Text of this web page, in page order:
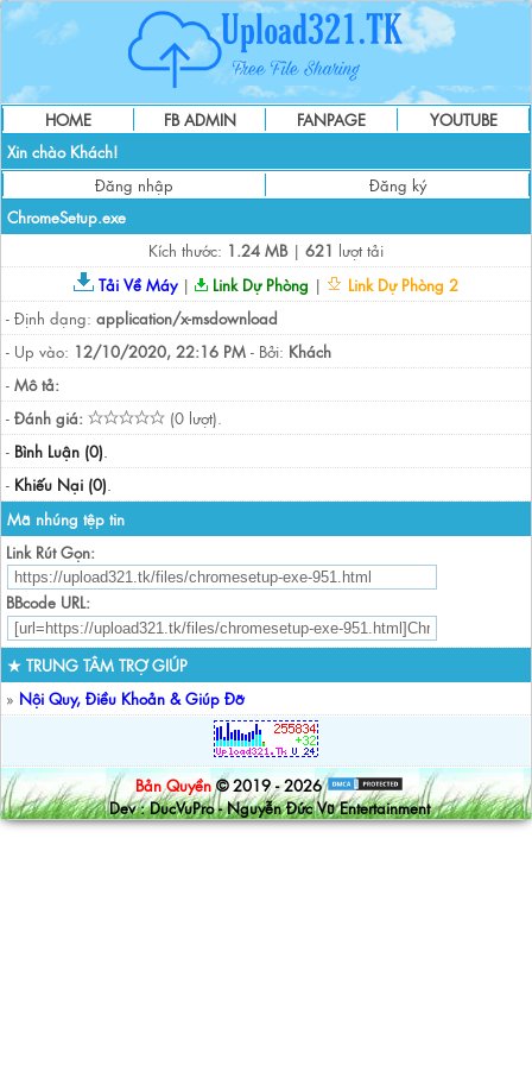
HOME FB ADMIN FANPAGE
YOUTUBE
Xin chào Khách!
Đăng nhập
Đăng ký
ChromeSetup.exe
Kích thước: 1.24 MB| 621 lượt tải
Tải Về Máy| Link Dự Phòng |
Link Dự Phòng 2
- Định dạng: application/x-msdownload
- Up vào: 12/10/2020, 22:16 PM - Bởi: Khách
- Mô tả:
- Đánh giá:
(0 lượt).
- Bình Luận (0).
- Khiếu Nại (0).
Mã nhúng tệp tin
Link Rút Gọn:
BBcode URL:
★ TRUNG TÂM TRỢ GIÚP
» Nội Quy, Điều Khoản & Giúp Đỡ
Bản Quyền © 2019 - 2026
Dev : DucVuPro - Nguyễn Đức Vũ Entertainment